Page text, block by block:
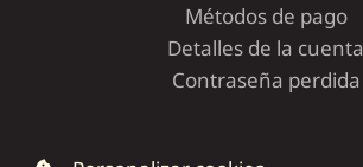
Métodos de pago
Detalles de la cuenta
Contraseña perdida